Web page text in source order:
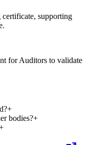
supporting
for Auditors to validate
+
bodies?+